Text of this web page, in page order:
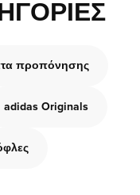
προπόνησης
adidas Originals